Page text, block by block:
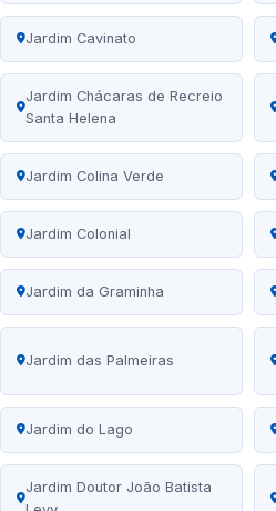
Jardim Cavinato
Jardim Chácaras de Recreio
Santa Helena
Jardim Colina Verde
Jardim Colonial
Jardim da Graminha
Jardim das Palmeiras
Jardim do Lago
Jardim Doutor João Batista